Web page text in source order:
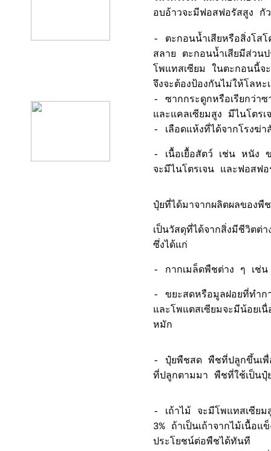
อบอ้าวจะมีฟอสฟอรัสสูง กั
- ตะกอนน้ำเสียหรือสิ่งโสโ
สลาย ตะกอนน้ำเสียมีส่วน
โพแทสเซียม ในตะกอน
จึงจะต้องป้องกันไม่ให้โลห
- ซากกระดูกหรือเรียกว่
และแคลเซียมสูง มีไนโตร
- เลือดแห้งที่ได้จากโรงฆ่
- เนื้อเยื้อสัตว์ เช่น หนัง
จะมีไนโตรเจน และฟอสฟ
ปุ๋ยที่ได้มาจากผลิตผลของพืช
เป็นวัสดุที่ได้จากสิ่งมีชีวิตต่
ซึ่งได้แก่
- กากเมล็ดพืชต่าง ๆ เช่น
- ขยะสดหรือมูลฝอยที่ทำ
และโพแตสเซียมจะมีน้อยเ
หมัก
- ปุ๋ยพืชสด พืชที่ปลูกขึ้นเพื่
ที่ปลูกตามมา พืชที่ใช้เป็นปุ๋
- เถ้าไม้ จะมีโพแทสเซียม
3% ถ้าเป็นเถ้าจากไม้เนื้อ
ประโยชน์ต่อพืชได้ทันที